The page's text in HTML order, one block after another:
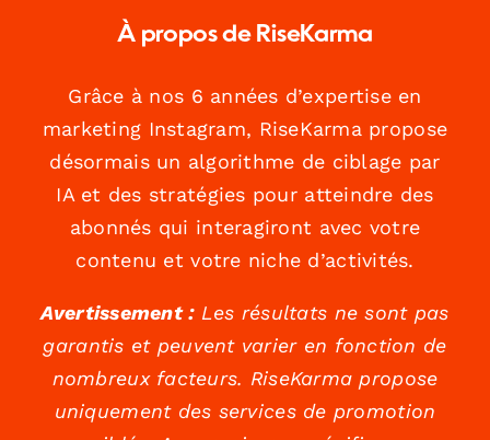
À propos de RiseKarma
Grâce à nos 6 années d’expertise en
marketing Instagram, RiseKarma propose
désormais un algorithme de ciblage par
IA et des stratégies pour atteindre des
abonnés qui interagiront avec votre
contenu et votre niche d’activités.
Avertissement :Les résultats ne sont pas
garantis et peuvent varier en fonction de
nombreux facteurs. RiseKarma propose
uniquement des services de promotion